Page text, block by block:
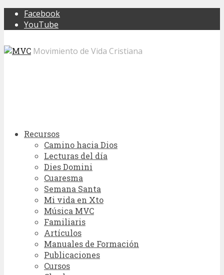
Facebook
YouTube
Movimiento de Vida Cristiana
Recursos
Camino hacia Dios
Lecturas del día
Dies Domini
Cuaresma
Semana Santa
Mi vida en Xto
Música MVC
Familiaris
Artículos
Manuales de Formación
Publicaciones
Cursos